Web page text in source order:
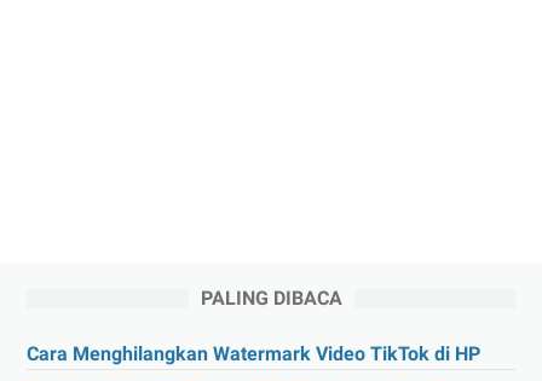
PALING DIBACA
Cara Menghilangkan Watermark Video TikTok di HP